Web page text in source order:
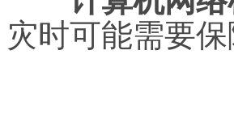
灾时可能需要